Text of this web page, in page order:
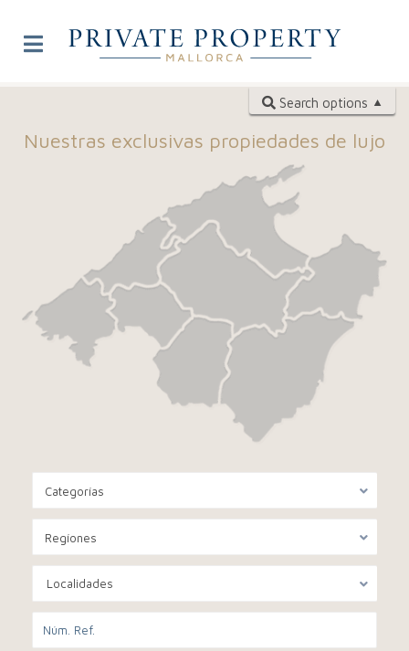
Search options
Nuestras exclusivas propiedades de lujo
Categorías
Regíones
Localidades